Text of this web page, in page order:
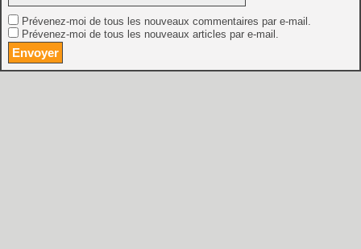
Prévenez-moi de tous les nouveaux commentaires par e-mail.
Prévenez-moi de tous les nouveaux articles par e-mail.